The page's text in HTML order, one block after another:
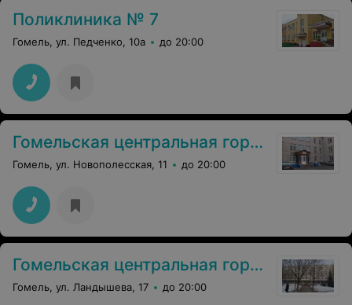
Поликлиника № 7
Гомель, ул. Педченко, 10а до 20:00
Гомельская центральная городская поликлиника филиал №6
Гомель, ул. Новополесская, 11 до 20:00
Гомельская центральная городская поликлиника филиал №4
Гомель, ул. Ландышева, 17 до 20:00